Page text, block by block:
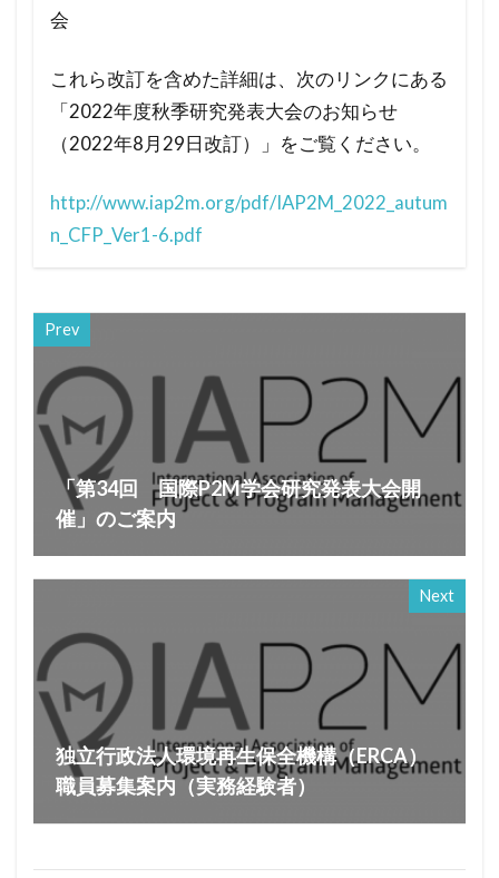
会
これら改訂を含めた詳細は、次のリンクにある
「2022年度秋季研究発表大会のお知らせ
（2022年8月29日改訂）」をご覧ください。
http://www.iap2m.org/pdf/IAP2M_2022_autum
n_CFP_Ver1-6.pdf
Prev
「第34回 国際P2M学会研究発表大会開
催」のご案内
Next
独立行政法人環境再生保全機構（ERCA）
職員募集案内（実務経験者）